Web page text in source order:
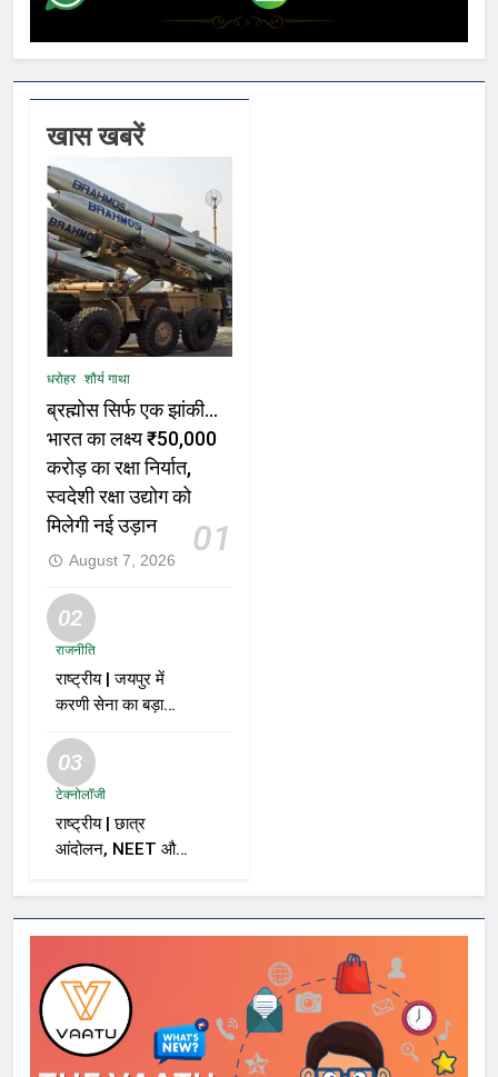
खास खबरें
धरोहर शौर्य गाथा
ब्रह्मोस सिर्फ एक झांकी…
भारत का लक्ष्य ₹50,000
करोड़ का रक्षा निर्यात,
स्वदेशी रक्षा उद्योग को
मिलेगी नई उड़ान
01
August 7, 2026
02
राजनीति
राष्ट्रीय | जयपुर में
करणी सेना का बड़ा
– “BJP को वोट नहीं
देंगे”
03
टेक्नोलॉजी
राष्ट्रीय | छात्र
आंदोलन, NEET और
ददलानी का व्यंग्यात्मक
वीडियो; सोशल मीडिया